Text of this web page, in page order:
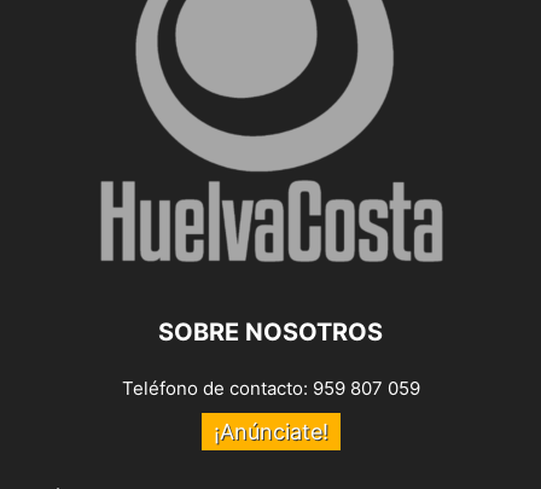
SOBRE NOSOTROS
Teléfono de contacto: 959 807 059
¡Anúnciate!